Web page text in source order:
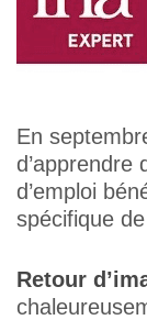
En
d’apprendre
d’emploi
spécifique de
Retour